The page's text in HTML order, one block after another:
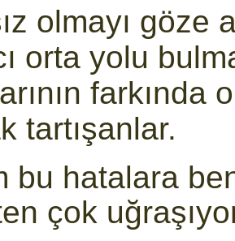
olmayı göze
orta yolu
farkında
tartışanlar.
bu hatalara
çok